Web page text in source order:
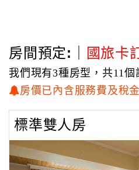
距鳳山區中心車程約
距三信家商步行約5
距瑞豐國中車程約
距鳳西紅土網球場車程
距三多路百貨公司商圈
距夢時代百貨公司商圈
※觀看時記得點選右下角"變更
房間預定:｜ 國旅卡
我們現有3種房型，共11個
房價已內含服務費及稅金
標準雙人房